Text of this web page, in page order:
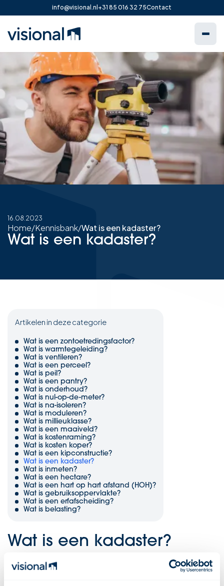
info@visional.nl +31 85 016 32 75Contact
16.08.2023
Home/Kennisbank/Wat is een kadaster?
Wat is een kadaster?
Artikelen in deze categorie
Wat is een zontoetredingsfactor?
Wat is warmtegeleiding?
Wat is ventileren?
Wat is een perceel?
Wat is peil?
Wat is een pantry?
Wat is onderhoud?
Wat is nul-op-de-meter?
Wat is na-isoleren?
Wat is moduleren?
Wat is millieuklasse?
Wat is een maaiveld?
Wat is kostenraming?
Wat is kosten koper?
Wat is een kipconstructie?
Wat is een kadaster?
Wat is inmeten?
Wat is een hectare?
Wat is een hart op hart afstand (HOH)?
Wat is gebruiksoppervlakte?
Wat is een erfafscheiding?
Wat is belasting?
Wat is een kadaster?
Het kadaster is een organisatie die registers bijhoudt van
onroerend goed. Dit omvat bijvoorbeeld informatie over de